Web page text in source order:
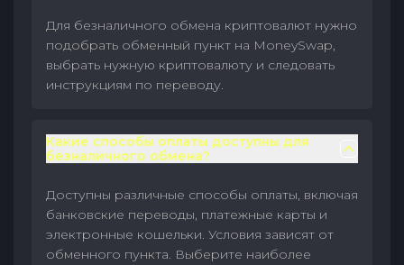
Для безналичного обмена криптовалют нужно
подобрать обменный пункт на MoneySwap,
выбрать нужную криптовалюту и следовать
инструкциям по переводу.
Какие способы оплаты доступны для
безналичного обмена?
Доступны различные способы оплаты, включая
банковские переводы, платежные карты и
электронные кошельки. Условия зависят от
обменного пункта. Выберите наиболее